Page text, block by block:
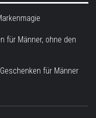
für Männer, ohne den
für Männer